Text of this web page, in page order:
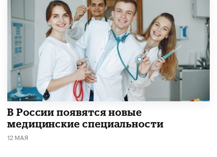
В России появятся новые
медицинские специальности
12 МАЯ